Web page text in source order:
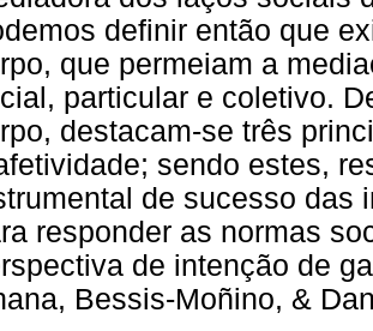
definir então que
que permeiam a
particular e coletivo.
destacam-se três
sendo estes,
de sucesso das
responder as normas
de intenção de
Bessis-Moñino, &